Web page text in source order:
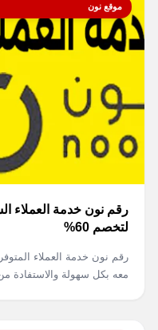
موقع نون
رقم نون خدمة العملاء
لتخصم 60%
رقم نون خدمة العملاء
معه بكل سهولة والاستفادة